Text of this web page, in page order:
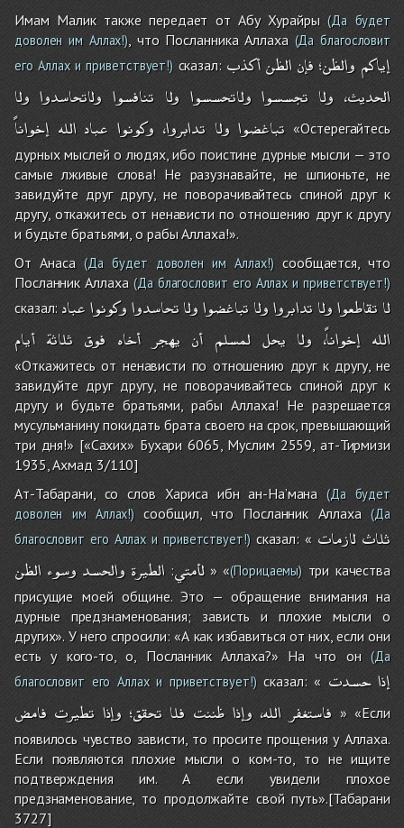
Имам Малик также передает от Абу Хурайры(Да будет
доволен им Аллах!) , что Посланника Аллаха(Да благословит
его Аллах и приветствует!) сказал: إياكموالظن؛فإنالظنأكذب
الحديث، ولا تجسسوا ولاتحسسوا ولا تنافسوا ولاتحاسدوا ولا
تباغضوا ولا تدابروا، وكونوا عباد الله إخواناً
«Остерегайтесь
дурных мыслей о людях, ибо поистине дурные мысли — это
самые лживые слова! Не разузнавайте, не шпионьте, не
завидуйте друг другу, не поворачивайтесь спиной друг к
другу, откажитесь от ненависти по отношению друг к другу
и будьте братьями, о рабы Аллаха!».
От Анаса(Да будет доволен им Аллах!)сообщается, что
Посланник Аллаха(Да благословит его Аллах и приветствует!)
сказал: لاتقاطعواولاتدابرواولاتباغضواولاتحاسدواوكونواعباد
الله إخواناً، ولا يحل لمسلم أن يهجر أخاه فوق ثلاثة أيام
«Откажитесь от ненависти по отношению друг к другу, не
завидуйте друг другу, не поворачивайтесь спиной друг к
другу и будьте братьями, рабы Аллаха! Не разрешается
мусульманину покидать брата своего на срок, превышающий
три дня!» [«Сахих» Бухари 6065, Муслим 2559, ат-Тирмизи
1935, Ахмад 3/110]
Ат-Табарани, со слов Хариса ибн ан-На’мана (Да будет
доволен им Аллах!) сообщил, что Посланник Аллаха(Да
благословит его Аллах и приветствует!)сказал: « ثلاثلازمات
لأمتي:الطيرة والحسد وسوء الظن » «(Порицаемы) три качества
присущие моей общине. Это — обращение внимания на
дурные предзнаменования; зависть и плохие мысли о
других». У него спросили: «А как избавиться от них, если они
есть у кого-то, о, Посланник Аллаха?» На что он(Да
благословит его Аллах и приветствует!)сказал: « إذا حسدت
فاستغفر الله، وإذا ظننت فلا تحقق؛ وإذا تطيرت فامض
» «Если
появилось чувство зависти, то просите прощения у Аллаха.
Если появляются плохие мысли о ком-то, то не ищите
подтверждения им. А если увидели плохое
предзнаменование, то продолжайте свой путь».[Табарани
3727]